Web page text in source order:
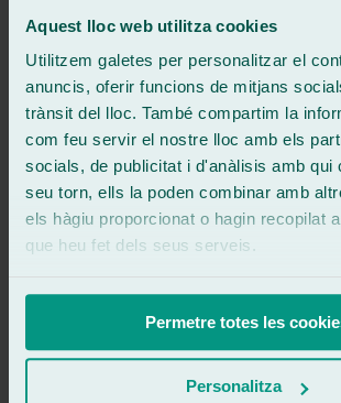
Aquest lloc web utilitza cookies
Utilitzem galetes per personalitzar el
anuncis, oferir funcions de mitjans
trànsit del lloc. També compartim la
com feu servir el nostre lloc amb els
socials, de publicitat i d'anàlisis amb qui
seu torn, ells la poden combinar amb
els hàgiu proporcionat o hagin recopilat
que heu fet dels seus serveis.
Permetre totes les
Personalitza
Taller de vidres a Parla: Monte Sinaí, 5.
Taller de vidres a Móstoles : Paseo de Goya, 8.
Taller de vidres a Getafe : C/ Pinto, 24.
900 333 733 ATENCIÓ 24/7
Demanar cita A 5 minuts
900 333 733
Ralarsa